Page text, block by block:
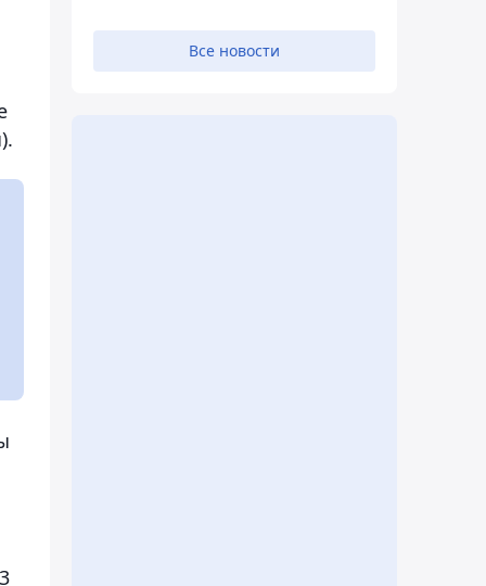
Все новости